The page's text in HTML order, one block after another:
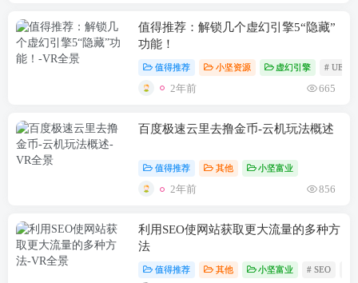
值得推荐：解锁几个虚幻引擎5“隐藏”
功能！
值得推荐 小坚资源 虚幻引擎 # UE5
2年前 665
百度极速云里去撸金币-云机玩法概述
值得推荐 其他 小坚富业
2年前 856
利用SEO使网站获取更大流量的多种方
法
值得推荐 其他 小坚富业 # SEO